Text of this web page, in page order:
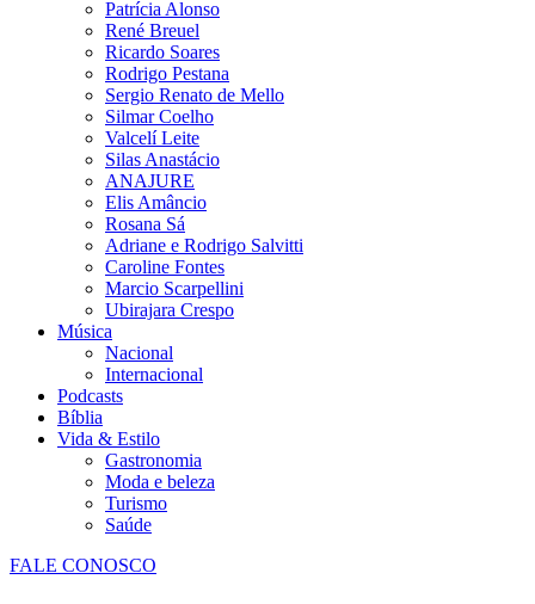
Patrícia Alonso
René Breuel
Ricardo Soares
Rodrigo Pestana
Sergio Renato de Mello
Silmar Coelho
Valcelí Leite
Silas Anastácio
ANAJURE
Elis Amâncio
Rosana Sá
Adriane e Rodrigo Salvitti
Caroline Fontes
Marcio Scarpellini
Ubirajara Crespo
Música
Nacional
Internacional
Podcasts
Bíblia
Vida & Estilo
Gastronomia
Moda e beleza
Turismo
Saúde
FALE CONOSCO